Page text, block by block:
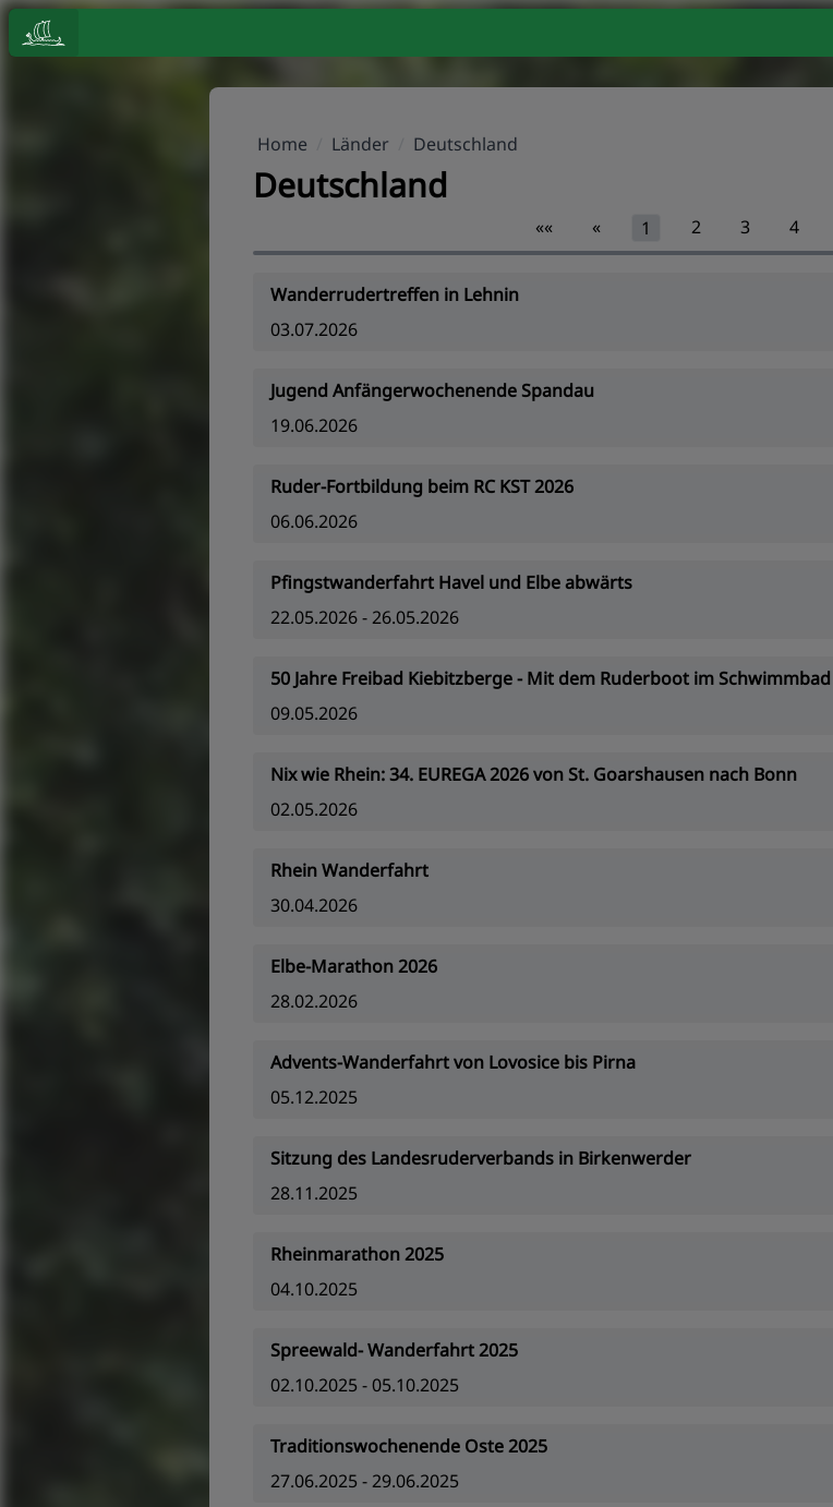
Home Länder Deutschland
Deutschland
«« « 1 2 3 4
Wanderrudertreffen in Lehnin
03.07.2026
Jugend Anfängerwochenende Spandau
19.06.2026
Ruder-Fortbildung beim RC KST 2026
06.06.2026
Pfingstwanderfahrt Havel und Elbe abwärts
22.05.2026 - 26.05.2026
50 Jahre Freibad Kiebitzberge - Mit dem Ruderboot im Schwimmbad
09.05.2026
Nix wie Rhein: 34. EUREGA 2026 von St. Goarshausen nach Bonn
02.05.2026
Rhein Wanderfahrt
30.04.2026
Elbe-Marathon 2026
28.02.2026
Advents-Wanderfahrt von Lovosice bis Pirna
05.12.2025
Sitzung des Landesruderverbands in Birkenwerder
28.11.2025
Rheinmarathon 2025
04.10.2025
Spreewald- Wanderfahrt 2025
02.10.2025 - 05.10.2025
Traditionswochenende Oste 2025
27.06.2025 - 29.06.2025